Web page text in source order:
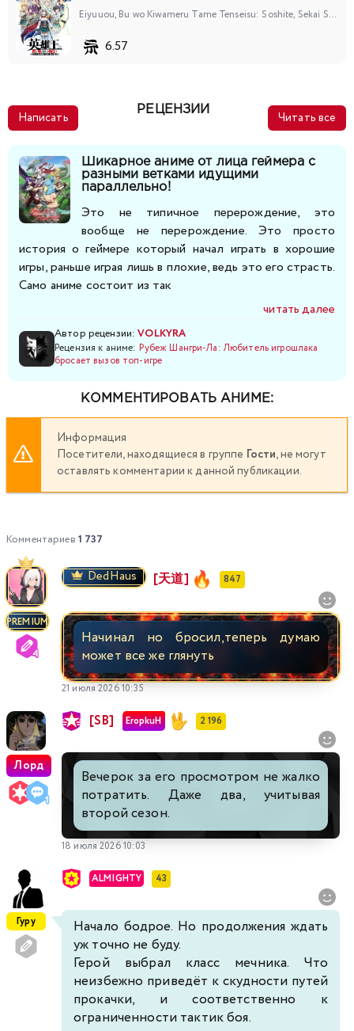
Eiyuuou, Bu wo Kiwameru Tame Tenseisu: Soshite, Sekai Saikyou no Minarai Kishi♀
6.57
Написать
РЕЦЕНЗИИ
Читать все
Шикарное аниме от лица геймера с
разными ветками идущими
параллельно!
Это не типичное перерождение, это
вообще не перерождение. Это просто
история о геймере который начал играть в хорошие
игры, раньше играя лишь в плохие, ведь это его страсть.
Само аниме состоит из так
читать далее
Автор рецензии:VOLKYRA
Рецензия к аниме: Рубеж Шангри-Ла: Любитель игрошлака
бросает вызов топ-игре
КОММЕНТИРОВАТЬ АНИМЕ:
Информация
Посетители, находящиеся в группе Гости, не могут
оставлять комментарии к данной публикации.
Комментариев 1 737
PREMIUM
DedHaus [天道] 847
Начинал но бросил,теперь думаю
может все же глянуть
21 июля 2026 10:35
Лорд
[SB] EropkuH 2 196
Вечерок за его просмотром не жалко
потратить. Даже два, учитывая
второй сезон.
18 июля 2026 10:03
Гуру
ALMIGHTY 43
Начало бодрое. Но продолжения ждать
уж точно не буду.
Герой выбрал класс мечника. Что
неизбежно приведёт к скудности путей
прокачки, и соответственно к
ограниченности тактик боя.